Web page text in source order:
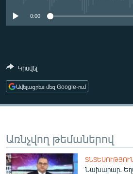
ՄԻՋԱԶԳԱՅԻՆ
ՄՇԱԿՈՒՅԹ
ՄԵԿՆԱԲԱՆՈՒԹՅՈՒՆ
ՏՏ ԵՒ ԻՆՏԵՐՆԵՏ
ԲԱՆԱՎԵՃ
ՁԳՏԵԼՈՎ ԼԱՎԱԳՈՒՅՆԻՆ
0:00
Կիսվել
Ավելացրեք մեզ Google-ում
Առնչվող թեմաներով
Նախարար․ Եղած